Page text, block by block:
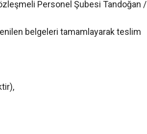
Personel Şubesi Tandoğan /
belgeleri tamamlayarak teslim